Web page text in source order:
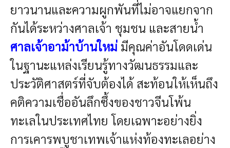
ยาวนานและความผูกพันที่ไม่อาจแยกจาก
กันได้ระหว่างศาลเจ้า ชุมชน และสายน้ำ
ศาลเจ้าอาม้าบ้านใหม่ มีคุณค่าอันโดดเด่น
ในฐานะแหล่งเรียนรู้ทางวัฒนธรรมและ
ประวัติศาสตร์ที่จับต้องได้ สะท้อนให้เห็นถึง
คติความเชื่ออันลึกซึ้งของชาวจีนโพ้น
ทะเลในประเทศไทย โดยเฉพาะอย่างยิ่ง
การเคารพบูชาเทพเจ้าแห่งท้องทะเลอย่าง